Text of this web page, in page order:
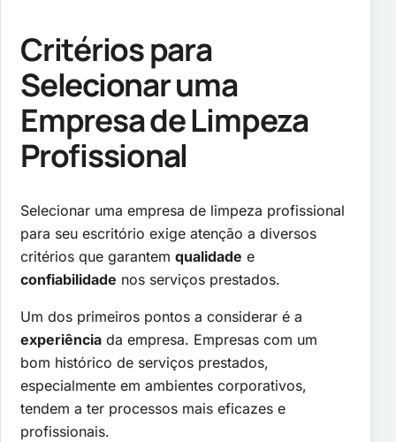
Critérios para
Selecionar uma
Empresa de Limpeza
Profissional
Selecionar uma empresa de limpeza profissional
para seu escritório exige atenção a diversos
critérios que garantem qualidade e
confiabilidade nos serviços prestados.
Um dos primeiros pontos a considerar é a
experiência da empresa. Empresas com um
bom histórico de serviços prestados,
especialmente em ambientes corporativos,
tendem a ter processos mais eficazes e
profissionais.